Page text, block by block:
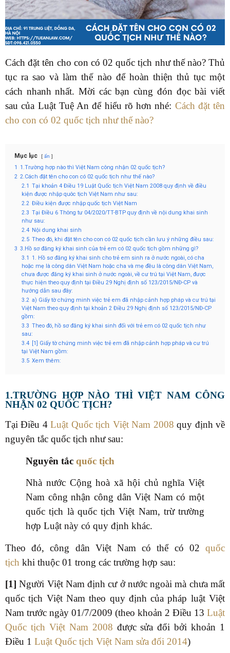
Cách đặt tên cho con có 02 quốc tịch như thế nào? Thủ
tục ra sao và làm thế nào để hoàn thiện thủ tục một
cách nhanh nhất. Mời các bạn cùng đón đọc bài viết
sau của Luật Tuệ An để hiểu rõ hơn nhé: Cách đặt tên
cho con có 02 quốc tịch như thế nào?
Mục lục ẩn
1
1.Trường hợp nào thì Việt Nam công nhận 02 quốc tịch?
2 2.Cách đặt tên cho con có 02 quốc tịch như thế nào?
2.1 Tại khoản 4 Điều 19 Luật Quốc tịch Việt Nam 2008 quy định về điều
kiện được nhập quôc tịch Việt Nam như sau:
2.2 Điều kiện được nhập quốc tịch Việt Nam
2.3 Tại Điều 6 Thông tư 04/2020/TT-BTP quy định về nội dung khai sinh
như sau:
2.4 Nội dung khai sinh
2.5 Theo đó, khi đặt tên cho con có 02 quốc tịch cần lưu ý những điều sau:
3 3.Hồ sơ đăng ký khai sinh của trẻ em có 02 quốc tịch gồm những gì?
3.1
1. Hồ sơ đăng ký khai sinh cho trẻ em sinh ra ở nước ngoài, có cha
hoặc mẹ là công dân Việt Nam hoặc cha và mẹ đều là công dân Việt Nam,
chưa được đăng ký khai sinh ở nước ngoài, về cư trú tại Việt Nam, được
thực hiện theo quy định tại Điều 29 Nghị định số 123/2015/NĐ-CP và
hướng dẫn sau đây:
3.2 a) Giấy tờ chứng minh việc trẻ em đã nhập cảnh hợp pháp và cư trú tại
Việt Nam theo quy định tại khoản 2 Điều 29 Nghị định số 123/2015/NĐ-CP
gồm:
3.3 Theo đó, hồ sơ đăng ký khai sinh đối với trẻ em có 02 quốc tịch như
sau:
3.4
[1] Giấy tờ chứng minh việc trẻ em đã nhập cảnh hợp pháp và cư trú
tại Việt Nam gồm:
3.5 Xem thêm:
1.TRƯỜNG HỢP NÀO THÌ VIỆT NAM CÔNG
NHẬN 02 QUỐC TỊCH?
Tại Điều 4Luật Quốc tịch Việt Nam 2008 quy định về
nguyên tắc quốc tịch như sau:
Nguyên tắc quốc tịch
Nhà nước Cộng hoà xã hội chủ nghĩa Việt
Nam công nhận công dân Việt Nam có một
quốc tịch là quốc tịch Việt Nam, trừ trường
hợp Luật này có quy định khác.
Theo đó, công dân Việt Nam có thể có 02 quốc
tịch khi thuộc 01 trong các trường hợp sau:
[1]Người Việt Nam định cư ở nước ngoài mà chưa mất
quốc tịch Việt Nam theo quy định của pháp luật Việt
Nam trước ngày 01/7/2009 (theo khoản 2 Điều 13 Luật
Quốc tịch Việt Nam 2008 được sửa đổi bởi khoản 1
Điều 1 Luật Quốc tịch Việt Nam sửa đổi 2014)